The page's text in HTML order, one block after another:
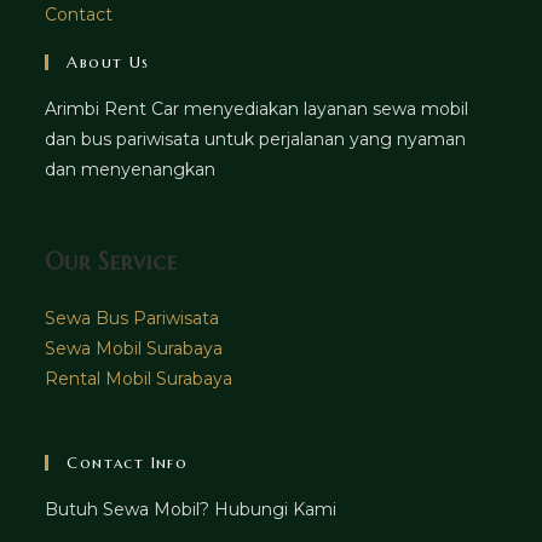
Contact
About Us
Arimbi Rent Car menyediakan layanan sewa mobil
dan bus pariwisata untuk perjalanan yang nyaman
dan menyenangkan
Our Service
Sewa Bus Pariwisata
Sewa Mobil Surabaya
Rental Mobil Surabaya
Contact Info
Butuh Sewa Mobil? Hubungi Kami